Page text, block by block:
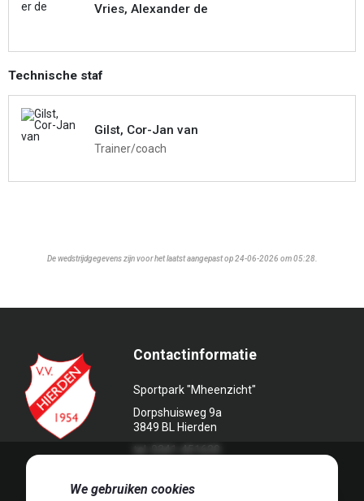
Vries, Alexander de
Technische staf
Gilst, Cor-Jan van
Trainer/coach
De wedstrijdgegevens zijn voor het laatst aangepast op 24-06-2026 om 05:28.
Contactinformatie
Sportpark "Mheenzicht"
Dorpshuisweg 9a
3849 BL Hierden
We gebruiken cookies